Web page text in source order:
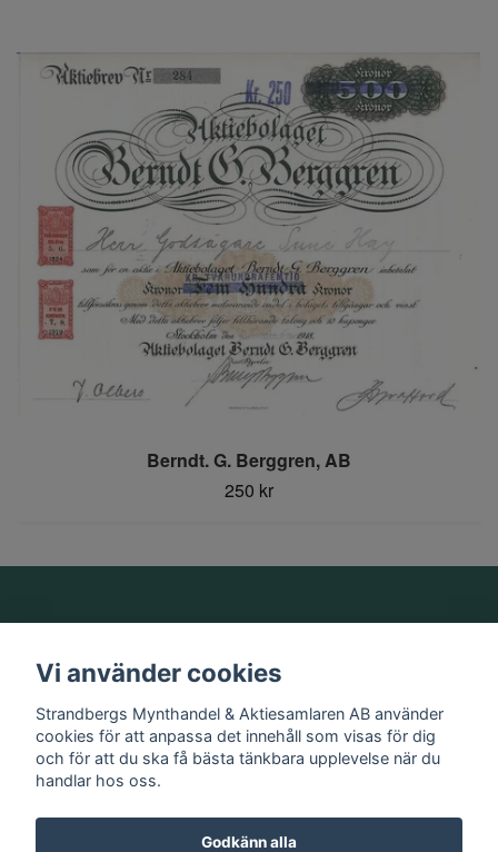
Berndt. G. Berggren, AB
250 kr
Information
Sociala medier
Vi använder cookies
Strandbergs Mynthandel & Aktiesamlaren AB använder
cookies för att anpassa det innehåll som visas för dig
och för att du ska få bästa tänkbara upplevelse när du
handlar hos oss.
Godkänn alla